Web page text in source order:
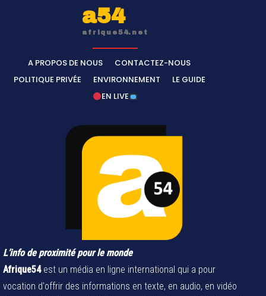
a54
afrique54.net
A PROPOS DE NOUS
CONTACTEZ-NOUS
POLITIQUE PRIVÉE
ENVIRONNEMENT
LE GUIDE
EN LIVE
L’info de proximité pour le monde
Afrique54est un média en ligne international qui a pour
vocation d'offrir des informations en texte, en audio, en vidéo